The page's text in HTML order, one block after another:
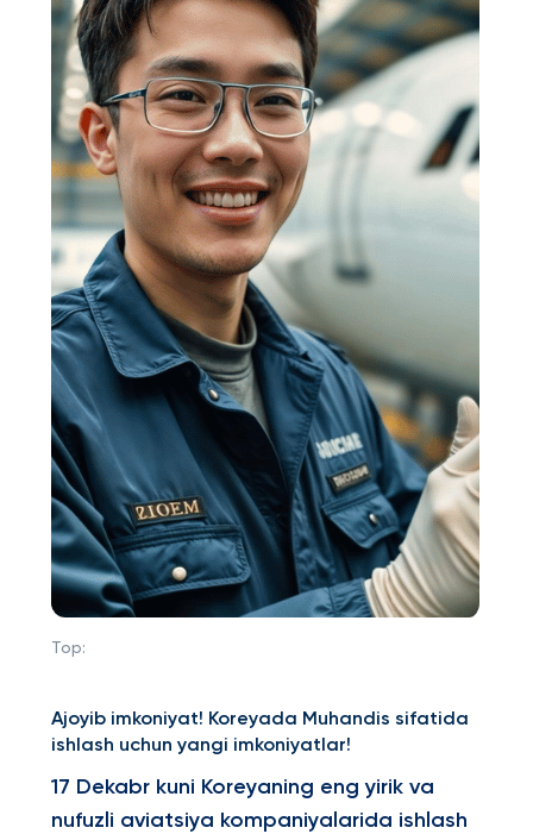
Top:
Ajoyib imkoniyat! Koreyada Muhandis sifatida
ishlash uchun yangi imkoniyatlar!
17 Dekabr kuni Koreyaning eng yirik va
nufuzli aviatsiya kompaniyalarida ishlash